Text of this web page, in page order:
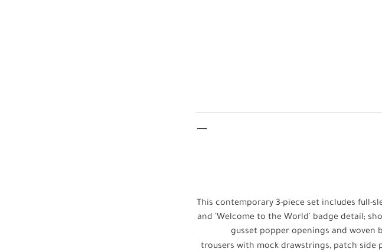
This contemporary 3-piece set includes full-
and 'Welcome to the World' badge detail;
gusset popper openings and woven
trousers with mock drawstrings, patch side